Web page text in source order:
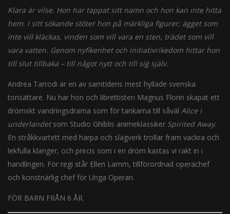
Klara är vilse. Hon har tappat sitt namn och hon kan inte hitta
hem. I sitt sökande stöter hon på märkliga figurer; ägget som
inte vill kläckas, vinden som vill vara en sten, trädet som vill
vara vatten. Genom nyfikenhet och initiativrikedom hittar hon
till slut tillbaka – till något nytt och till sig själv.
Andrea Tarrodi är en av samtidens mest hyllade svenska
tonsättare. Nu har hon och librettisten Magnus Florin skapat ett
drömskt vandringsdrama som för tankarna till såväl Alice i
underlandetsom Studio Ghiblis animeklassiker Spirited Away.
En stråkkvartett med harpa och slagverk trollar fram vackra och
lekfulla klanger, och precis som i en dröm kastas vi rakt in i
handlingen. För regi står Ellen Lamm, tillförordnad operachef
och konstnärlig chef för Unga Operan.
FÖR BARN FRÅN 6 ÅR.